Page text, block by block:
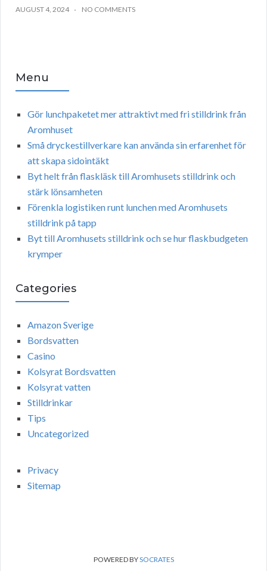
AUGUST 4, 2024 NO COMMENTS
Menu
Gör lunchpaketet mer attraktivt med fri stilldrink från
Aromhuset
Små dryckestillverkare kan använda sin erfarenhet för
att skapa sidointäkt
Byt helt från flaskläsk till Aromhusets stilldrink och
stärk lönsamheten
Förenkla logistiken runt lunchen med Aromhusets
stilldrink på tapp
Byt till Aromhusets stilldrink och se hur flaskbudgeten
krymper
Categories
Amazon Sverige
Bordsvatten
Casino
Kolsyrat Bordsvatten
Kolsyrat vatten
Stilldrinkar
Tips
Uncategorized
Privacy
Sitemap
POWERED BYSOCRATES